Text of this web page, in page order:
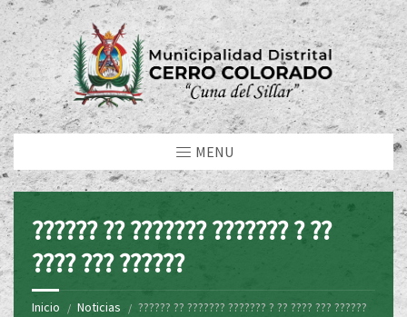
MENU
?????? ?? ??????? ??????? ? ??
???? ??? ??????
Inicio Noticias ?????? ?? ??????? ??????? ? ?? ???? ??? ??????